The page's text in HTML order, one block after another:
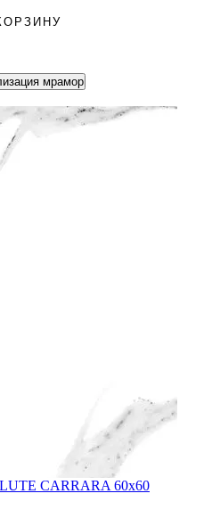
мрамор
CARRARA 60х60